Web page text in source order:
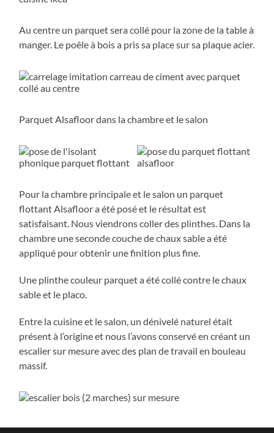
Au centre un parquet sera collé pour la zone de la table à
manger. Le poêle à bois a pris sa place sur sa plaque acier.
Parquet Alsafloor dans la chambre et le salon
Pour la chambre principale et le salon un parquet
flottant Alsafloor a été posé et le résultat est
satisfaisant. Nous viendrons coller des plinthes. Dans la
chambre une seconde couche de chaux sable a été
appliqué pour obtenir une finition plus fine.
Une plinthe couleur parquet a été collé contre le chaux
sable et le placo.
Entre la cuisine et le salon, un dénivelé naturel était
présent à l’origine et nous l’avons conservé en créant un
escalier sur mesure avec des plan de travail en bouleau
massif.